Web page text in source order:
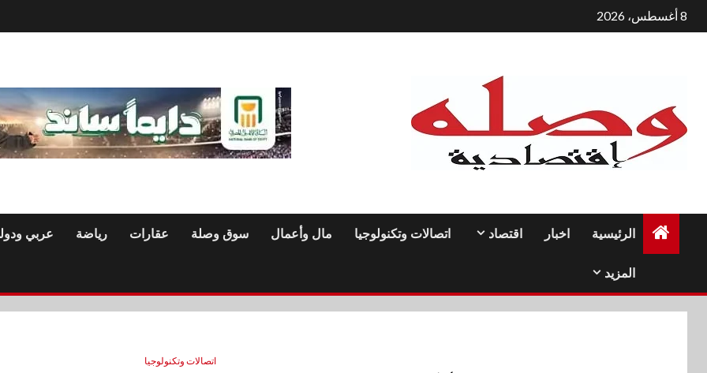
التجاوز
إلى
8 أغسطس، 2026
الرئيسية اخبار اقتصاد اتصالات وتكنولوجيا مال وأعمال سوق وصلة عقارات رياضة عربي
المزيد
اتصالات وتكنولوجيا